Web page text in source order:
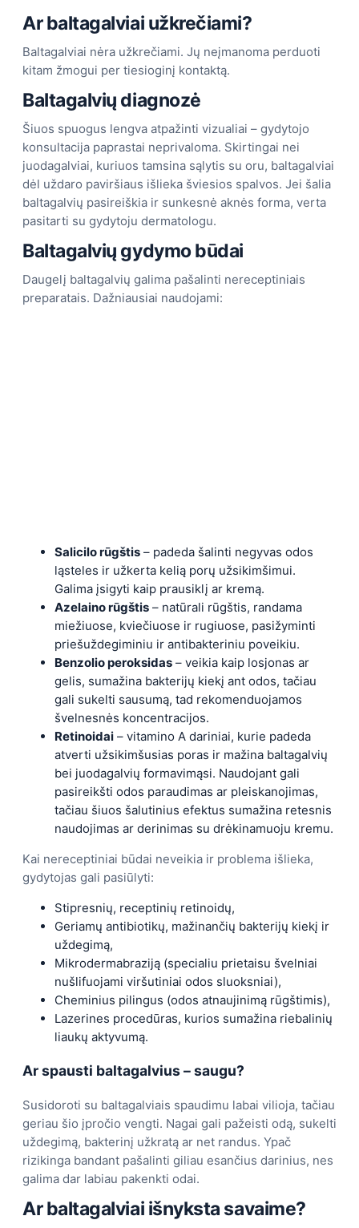
Ar baltagalviai užkrečiami?
Baltagalviai nėra užkrečiami. Jų neįmanoma perduoti
kitam žmogui per tiesioginį kontaktą.
Baltagalvių diagnozė
Šiuos spuogus lengva atpažinti vizualiai – gydytojo
konsultacija paprastai neprivaloma. Skirtingai nei
juodagalviai, kuriuos tamsina sąlytis su oru, baltagalviai
dėl uždaro paviršiaus išlieka šviesios spalvos. Jei šalia
baltagalvių pasireiškia ir sunkesnė aknės forma, verta
pasitarti su gydytoju dermatologu.
Baltagalvių gydymo būdai
Daugelį baltagalvių galima pašalinti nereceptiniais
preparatais. Dažniausiai naudojami:
Salicilo rūgštis – padeda šalinti negyvas odos
ląsteles ir užkerta kelią porų užsikimšimui.
Galima įsigyti kaip prausiklį ar kremą.
Azelaino rūgštis – natūrali rūgštis, randama
miežiuose, kviečiuose ir rugiuose, pasižyminti
priešuždegiminiu ir antibakteriniu poveikiu.
Benzolio peroksidas – veikia kaip losjonas ar
gelis, sumažina bakterijų kiekį ant odos, tačiau
gali sukelti sausumą, tad rekomenduojamos
švelnesnės koncentracijos.
Retinoidai – vitamino A dariniai, kurie padeda
atverti užsikimšusias poras ir mažina baltagalvių
bei juodagalvių formavimąsi. Naudojant gali
pasireikšti odos paraudimas ar pleiskanojimas,
tačiau šiuos šalutinius efektus sumažina retesnis
naudojimas ar derinimas su drėkinamuoju kremu.
Kai nereceptiniai būdai neveikia ir problema išlieka,
gydytojas gali pasiūlyti:
Stipresnių, receptinių retinoidų,
Geriamų antibiotikų, mažinančių bakterijų kiekį ir
uždegimą,
Mikrodermabraziją (specialiu prietaisu švelniai
nušlifuojami viršutiniai odos sluoksniai),
Cheminius pilingus (odos atnaujinimą rūgštimis),
Lazerines procedūras, kurios sumažina riebalinių
liaukų aktyvumą.
Ar spausti baltagalvius – saugu?
Susidoroti su baltagalviais spaudimu labai vilioja, tačiau
geriau šio įpročio vengti. Nagai gali pažeisti odą, sukelti
uždegimą, bakterinį užkratą ar net randus. Ypač
rizikinga bandant pašalinti giliau esančius darinius, nes
galima dar labiau pakenkti odai.
Ar baltagalviai išnyksta savaime?